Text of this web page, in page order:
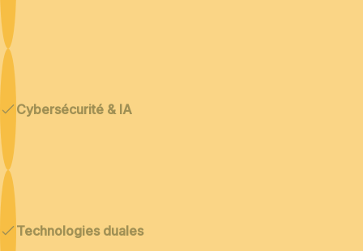
Cybersécurité & IA
Technologies duales